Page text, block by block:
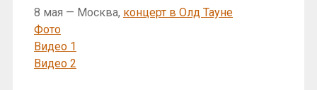
8 мая — Москва, концерт в Олд Тауне
Фото
Видео 1
Видео 2